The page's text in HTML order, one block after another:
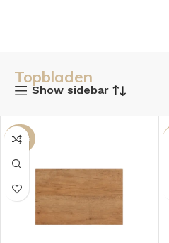
Topbladen
Show sidebar
-29%